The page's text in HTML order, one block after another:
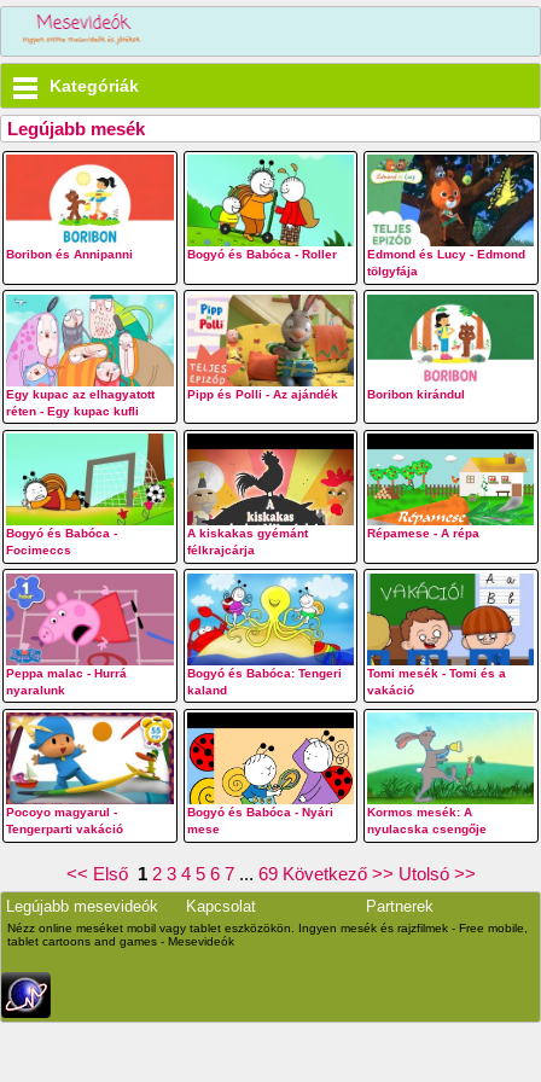
Kategóriák
Legújabb mesék
Boribon és Annipanni Bogyó és Babóca - Roller
Edmond és Lucy - Edmond
tölgyfája
Egy kupac az elhagyatott
réten - Egy kupac kufli
Pipp és Polli - Az ajándék Boribon kirándul
Bogyó és Babóca -
Focimeccs
A kiskakas gyémánt
félkrajcárja
Répamese - A répa
Peppa malac - Hurrá
nyaralunk
Bogyó és Babóca: Tengeri
kaland
Tomi mesék - Tomi és a
vakáció
Pocoyo magyarul -
Tengerparti vakáció
Bogyó és Babóca - Nyári
mese
Kormos mesék: A
nyulacska csengője
<< Első 1 2 3 4 5 6 7... 69 Következő >> Utolsó >>
Legújabb mesevideók Kapcsolat Partnerek
Nézz online meséket mobil vagy tablet eszközökön. Ingyen mesék és rajzfilmek - Free mobile,
tablet cartoons and games - Mesevideók